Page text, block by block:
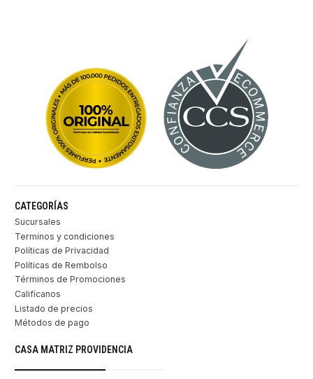
CATEGORÍAS
Sucursales
Terminos y condiciones
Políticas de Privacidad
Políticas de Rembolso
Términos de Promociones
Califícanos
Listado de precios
Métodos de pago
CASA MATRIZ PROVIDENCIA